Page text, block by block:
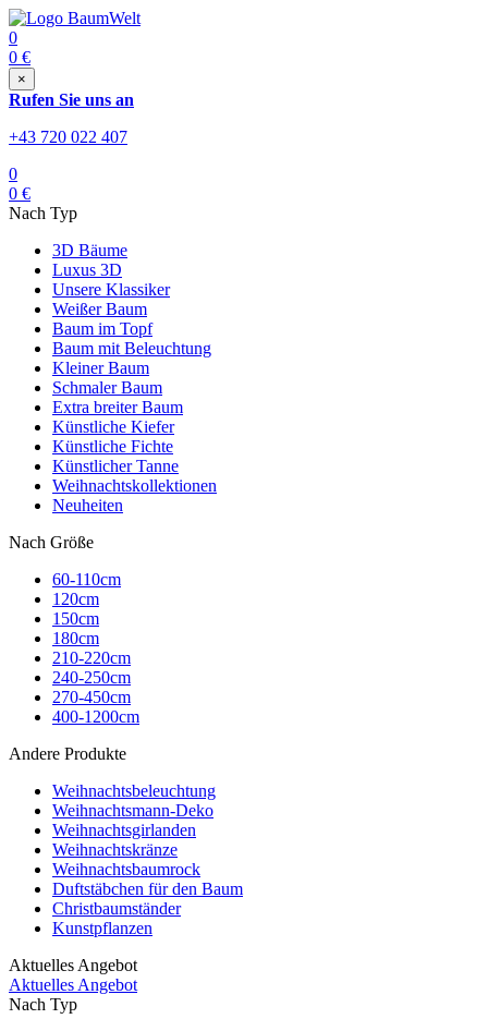
0
0 €
×
Rufen Sie uns an
+43 720 022 407
0
0 €
Nach Typ
3D Bäume
Luxus 3D
Unsere Klassiker
Weißer Baum
Baum im Topf
Baum mit Beleuchtung
Kleiner Baum
Schmaler Baum
Extra breiter Baum
Künstliche Kiefer
Künstliche Fichte
Künstlicher Tanne
Weihnachtskollektionen
Neuheiten
Nach Größe
60-110cm
120cm
150cm
180cm
210-220cm
240-250cm
270-450cm
400-1200cm
Andere Produkte
Weihnachtsbeleuchtung
Weihnachtsmann-Deko
Weihnachtsgirlanden
Weihnachtskränze
Weihnachtsbaumrock
Duftstäbchen für den Baum
Christbaumständer
Kunstpflanzen
Aktuelles Angebot
Aktuelles Angebot
Nach Typ